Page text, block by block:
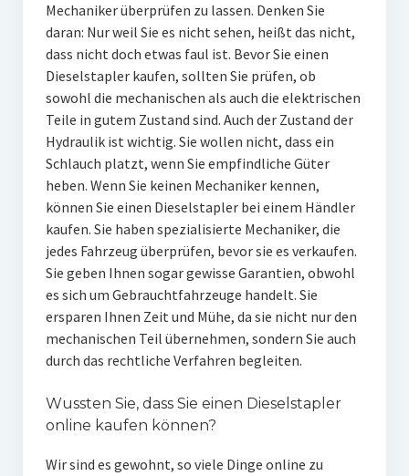
Mechaniker überprüfen zu lassen. Denken Sie
daran: Nur weil Sie es nicht sehen, heißt das nicht,
dass nicht doch etwas faul ist. Bevor Sie einen
Dieselstapler kaufen, sollten Sie prüfen, ob
sowohl die mechanischen als auch die elektrischen
Teile in gutem Zustand sind. Auch der Zustand der
Hydraulik ist wichtig. Sie wollen nicht, dass ein
Schlauch platzt, wenn Sie empfindliche Güter
heben. Wenn Sie keinen Mechaniker kennen,
können Sie einen Dieselstapler bei einem Händler
kaufen. Sie haben spezialisierte Mechaniker, die
jedes Fahrzeug überprüfen, bevor sie es verkaufen.
Sie geben Ihnen sogar gewisse Garantien, obwohl
es sich um Gebrauchtfahrzeuge handelt. Sie
ersparen Ihnen Zeit und Mühe, da sie nicht nur den
mechanischen Teil übernehmen, sondern Sie auch
durch das rechtliche Verfahren begleiten.
Wussten Sie, dass Sie einen Dieselstapler
online kaufen können?
Wir sind es gewohnt, so viele Dinge online zu